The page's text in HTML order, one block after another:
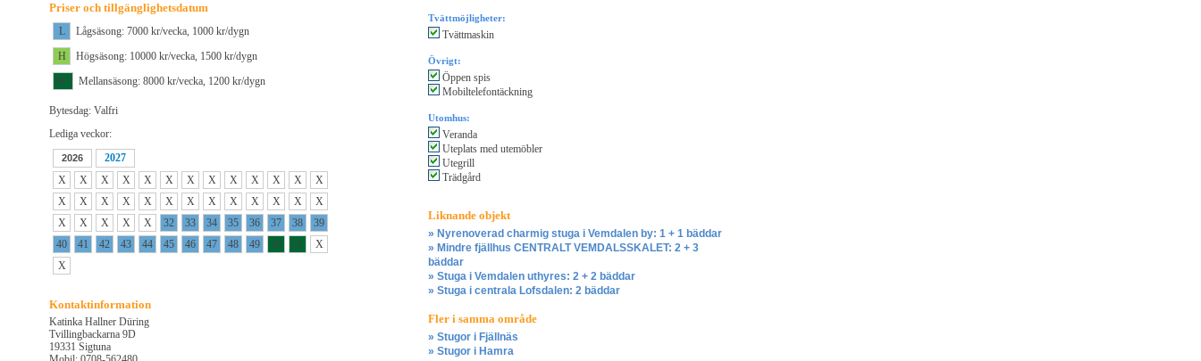
Priser och tillgänglighetsdatum
L
Lågsäsong: 7000 kr/vecka, 1000 kr/dygn
H
Högsäsong: 10000 kr/vecka, 1500 kr/dygn
M1
Mellansäsong: 8000 kr/vecka, 1200 kr/dygn
Bytesdag: Valfri
Lediga veckor:
2026
2027
X
X X X X X X X X X X X
X
X
X X X X X X X X X X X
X
X
X X X X 32 33 34 35 36 37 38
39
40
41 42 43 44 45 46 47 48 49 50 51
X
X
Kontaktinformation
Katinka Hallner Düring
Tvillingbackarna 9D
19331 Sigtuna
Tvättmöjligheter:
Tvättmaskin
Övrigt:
Öppen spis
Mobiltelefontäckning
Utomhus:
Veranda
Uteplats med utemöbler
Utegrill
Trädgård
Liknande objekt
» Nyrenoverad charmig stuga i Vemdalen by: 1 + 1 bäddar
» Mindre fjällhus CENTRALT VEMDALSSKALET: 2 + 3
bäddar
» Stuga i Vemdalen uthyres: 2 + 2 bäddar
» Stuga i centrala Lofsdalen: 2 bäddar
Fler i samma område
» Stugor i Fjällnäs
» Stugor i Hamra